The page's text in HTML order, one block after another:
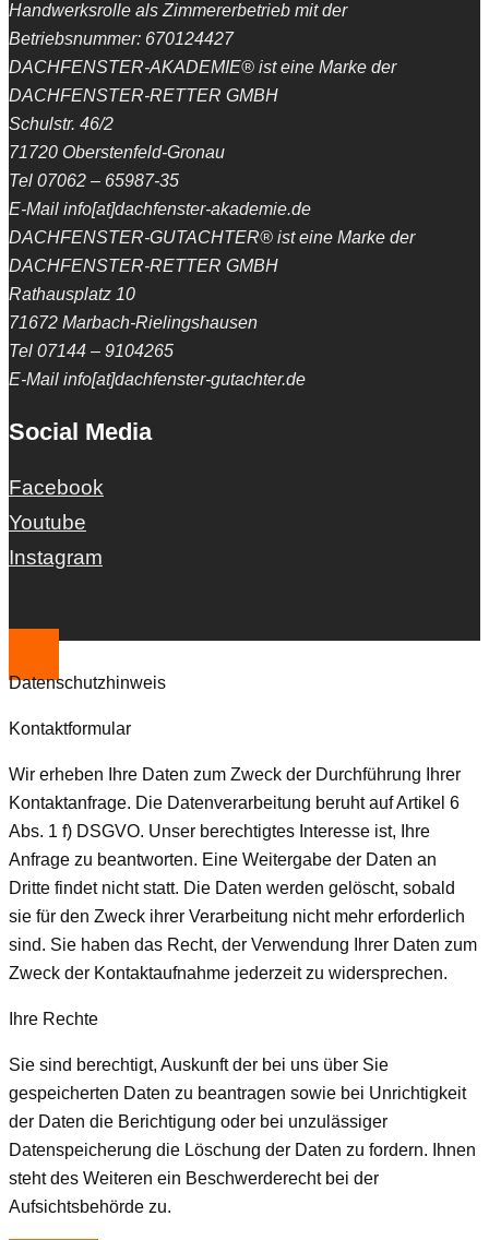
Handwerksrolle als Zimmererbetrieb mit der
Betriebsnummer: 670124427
DACHFENSTER-AKADEMIE® ist eine Marke der
DACHFENSTER-RETTER GMBH
Schulstr. 46/2
71720 Oberstenfeld-Gronau
Tel 07062 – 65987-35
E-Mail info[at]dachfenster-akademie.de
DACHFENSTER-GUTACHTER® ist eine Marke der
DACHFENSTER-RETTER GMBH
Rathausplatz 10
71672 Marbach-Rielingshausen
Tel 07144 – 9104265
E-Mail info[at]dachfenster-gutachter.de
Social Media
Facebook
Youtube
Instagram
Datenschutzhinweis
Kontaktformular
Wir erheben Ihre Daten zum Zweck der Durchführung Ihrer
Kontaktanfrage. Die Datenverarbeitung beruht auf Artikel 6
Abs. 1 f) DSGVO. Unser berechtigtes Interesse ist, Ihre
Anfrage zu beantworten. Eine Weitergabe der Daten an
Dritte findet nicht statt. Die Daten werden gelöscht, sobald
sie für den Zweck ihrer Verarbeitung nicht mehr erforderlich
sind. Sie haben das Recht, der Verwendung Ihrer Daten zum
Zweck der Kontaktaufnahme jederzeit zu widersprechen.
Ihre Rechte
Sie sind berechtigt, Auskunft der bei uns über Sie
gespeicherten Daten zu beantragen sowie bei Unrichtigkeit
der Daten die Berichtigung oder bei unzulässiger
Datenspeicherung die Löschung der Daten zu fordern. Ihnen
steht des Weiteren ein Beschwerderecht bei der
Aufsichtsbehörde zu.